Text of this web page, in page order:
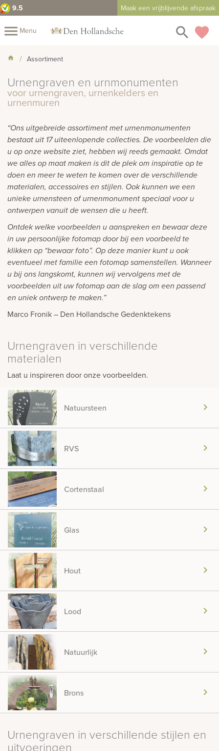
9.5 Maak een vrijblijvende afspraak
menu Menu favorite
search
close
Home
Assortiment
Urnen
Fotoboek
Prijzen
Over
ons
Winkels Contact
Bekijk
ook:
Assortiment
Urnengraven en urnmonumenten
voor urnengraven, urnenkelders en
urnenmuren
“Ons uitgebreide assortiment met urnenmonumenten
bestaat uit 17 uiteenlopende collecties. De voorbeelden die
u op onze website ziet, hebben wij reeds gemaakt. Omdat
we alles op maat maken is dit de plek om inspiratie op te
doen en meer te weten te komen over de verschillende
materialen, accessoires en stijlen. Ook kunnen we een
unieke urnensteen of urnenmonument speciaal voor u
ontwerpen vanuit de wensen die u heeft.
Ontdek welke voorbeelden u aanspreken en bewaar deze
in uw persoonlijke fotomap door bij een voorbeeld te
klikken op “bewaar foto”. Op deze manier kunt u ook
eventueel met familie een fotomap samenstellen. Wanneer
u bij ons langskomt, kunnen wij vervolgens met de
voorbeelden uit uw fotomap aan de slag om een passend
en uniek ontwerp te maken.”
Marco Fronik – Den Hollandsche Gedenktekens
Urnengraven in verschillende
materialen
Laat u inspireren door onze voorbeelden.
Natuursteen chevron_right
RVS chevron_right
Cortenstaal chevron_right
Glas chevron_right
Hout chevron_right
Lood chevron_right
Natuurlijk chevron_right
Brons chevron_right
Urnengraven in verschillende stijlen en
uitvoeringen